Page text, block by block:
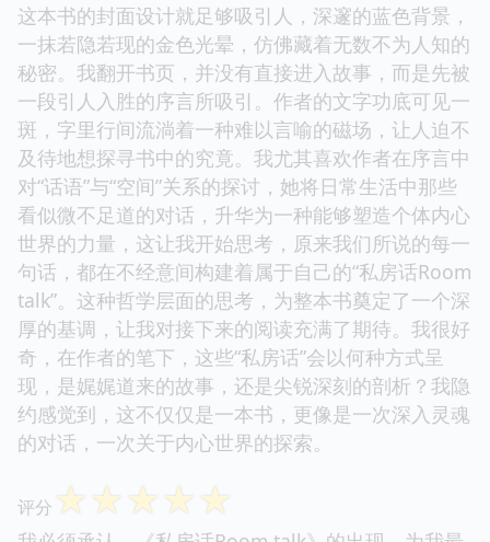
这本书的封面设计就足够吸引人，深邃的蓝色背景，
一抹若隐若现的金色光晕，仿佛藏着无数不为人知的
秘密。我翻开书页，并没有直接进入故事，而是先被
一段引人入胜的序言所吸引。作者的文字功底可见一
斑，字里行间流淌着一种难以言喻的磁场，让人迫不
及待地想探寻书中的究竟。我尤其喜欢作者在序言中
对“话语”与“空间”关系的探讨，她将日常生活中那些
看似微不足道的对话，升华为一种能够塑造个体内心
世界的力量，这让我开始思考，原来我们所说的每一
句话，都在不经意间构建着属于自己的“私房话Room
talk”。这种哲学层面的思考，为整本书奠定了一个深
厚的基调，让我对接下来的阅读充满了期待。我很好
奇，在作者的笔下，这些“私房话”会以何种方式呈
现，是娓娓道来的故事，还是尖锐深刻的剖析？我隐
约感觉到，这不仅仅是一本书，更像是一次深入灵魂
的对话，一次关于内心世界的探索。
评分 ☆☆☆☆☆